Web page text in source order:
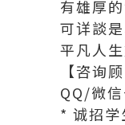
有雄厚
可详談
平凡人
【咨询
QQ/微
* 诚招学